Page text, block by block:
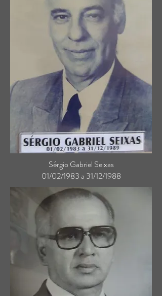
Sérgio Gabriel Seixas
01/02/1983 a 31/12/1988